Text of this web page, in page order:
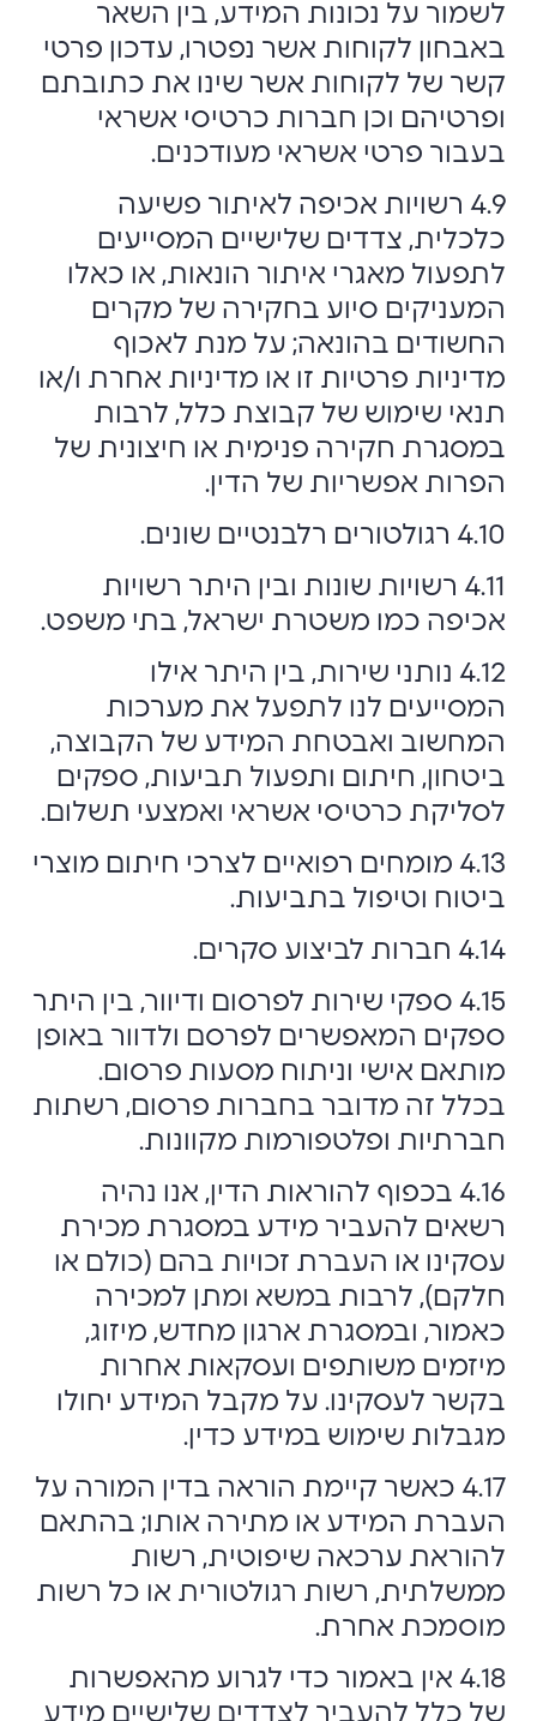
לשמור על נכונות המידע, בין השאר
באבחון לקוחות אשר נפטרו, עדכון פרטי
קשר של לקוחות אשר שינו את כתובתם
ופרטיהם וכן חברות כרטיסי אשראי
בעבור פרטי אשראי מעודכנים.
4.9 רשויות אכיפה לאיתור פשיעה
כלכלית, צדדים שלישיים המסייעים
לתפעול מאגרי איתור הונאות, או כאלו
המעניקים סיוע בחקירה של מקרים
החשודים בהונאה; על מנת לאכוף
מדיניות פרטיות זו או מדיניות אחרת ו/או
תנאי שימוש של קבוצת כלל, לרבות
במסגרת חקירה פנימית או חיצונית של
הפרות אפשריות של הדין.
4.10 רגולטורים רלבנטיים שונים.
4.11 רשויות שונות ובין היתר רשויות
אכיפה כמו משטרת ישראל, בתי משפט.
4.12 נותני שירות, בין היתר אילו
המסייעים לנו לתפעל את מערכות
המחשוב ואבטחת המידע של הקבוצה,
ביטחון, חיתום ותפעול תביעות, ספקים
לסליקת כרטיסי אשראי ואמצעי תשלום.
4.13 מומחים רפואיים לצרכי חיתום מוצרי
ביטוח וטיפול בתביעות.
4.14 חברות לביצוע סקרים.
4.15 ספקי שירות לפרסום ודיוור, בין היתר
ספקים המאפשרים לפרסם ולדוור באופן
מותאם אישי וניתוח מסעות פרסום.
בכלל זה מדובר בחברות פרסום, רשתות
חברתיות ופלטפורמות מקוונות.
4.16 בכפוף להוראות הדין, אנו נהיה
רשאים להעביר מידע במסגרת מכירת
עסקינו או העברת זכויות בהם (כולם או
חלקם), לרבות במשא ומתן למכירה
כאמור, ובמסגרת ארגון מחדש, מיזוג,
מיזמים משותפים ועסקאות אחרות
בקשר לעסקינו. על מקבל המידע יחולו
מגבלות שימוש במידע כדין.
4.17 כאשר קיימת הוראה בדין המורה על
העברת המידע או מתירה אותו; בהתאם
להוראת ערכאה שיפוטית, רשות
ממשלתית, רשות רגולטורית או כל רשות
מוסמכת אחרת.
4.18 אין באמור כדי לגרוע מהאפשרות
של כלל להעביר לצדדים שלישיים מידע